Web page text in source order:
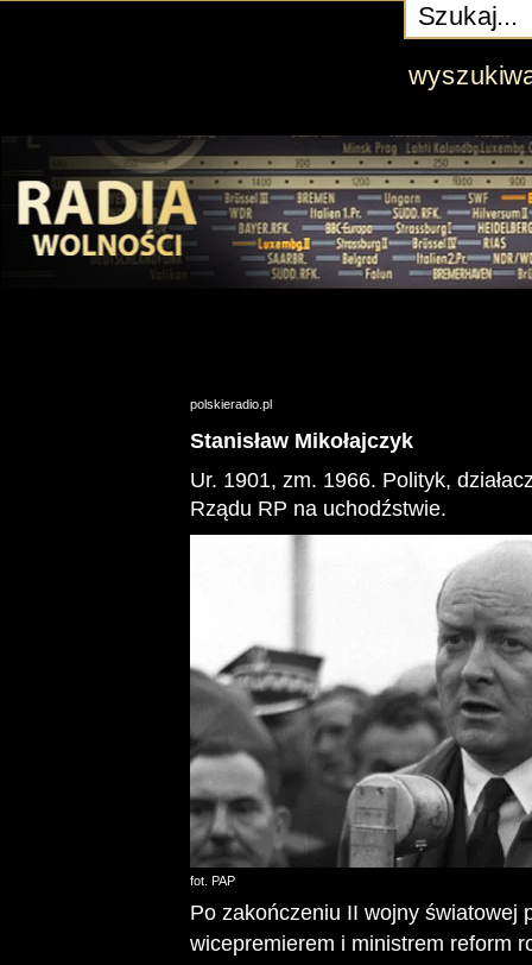
polskieradio.pl
Stanisław Mikołajczyk
Ur. 1901, zm. 1966. Polityk,
Rządu RP na uchodźstwie.
fot. PAP
Po zakończeniu II wojny światowej
wicepremierem i ministrem reform